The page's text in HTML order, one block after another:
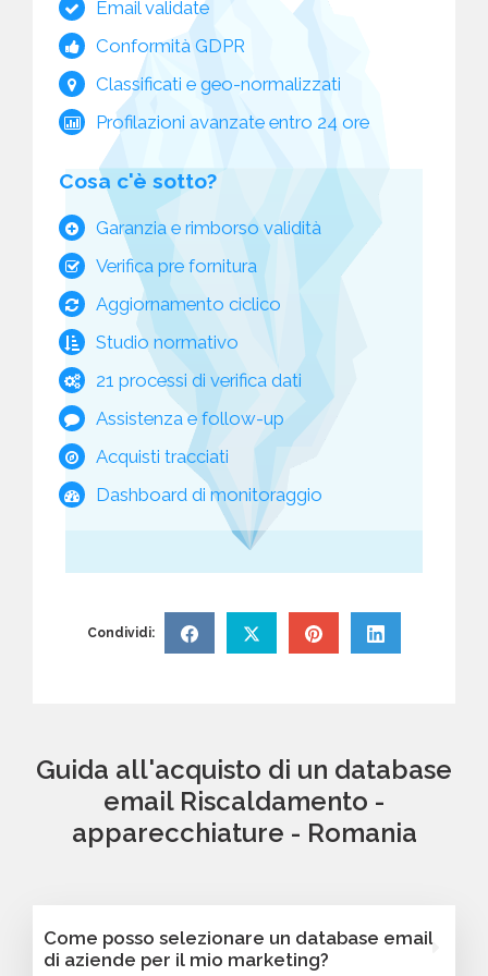
Email validate
Conformità GDPR
Classificati e geo-normalizzati
Profilazioni avanzate entro 24 ore
Cosa c'è sotto?
Garanzia e rimborso validità
Verifica pre fornitura
Aggiornamento ciclico
Studio normativo
21 processi di verifica dati
Assistenza e follow-up
Acquisti tracciati
Dashboard di monitoraggio
Condividi:
Guida all'acquisto di un database
email Riscaldamento -
apparecchiature - Romania
Come posso selezionare un database email
di aziende per il mio marketing?